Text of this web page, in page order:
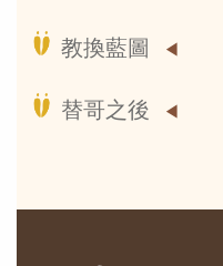
教換藍圖
替哥之後